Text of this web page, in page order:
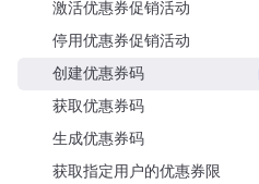
激活优惠券促销活动
停用优惠券促销活动
创建优惠券码
获取优惠券码
生成优惠券码
获取指定用户的优惠券限